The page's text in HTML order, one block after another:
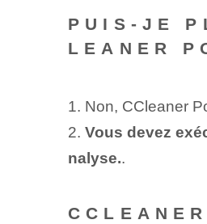
PUIS-JE
LEANER
1. Non, CCleaner
2. Vous devez
nalyse..